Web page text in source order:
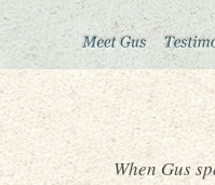
When Gus